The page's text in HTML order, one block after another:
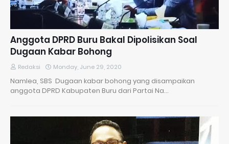
Anggota DPRD Buru Bakal Dipolisikan Soal
Dugaan Kabar Bohong
Redaksi Monday, June 29, 2020
Namlea, SBS Dugaan kabar bohong yang disampaikan
anggota DPRD Kabupaten Buru dari Partai Na…